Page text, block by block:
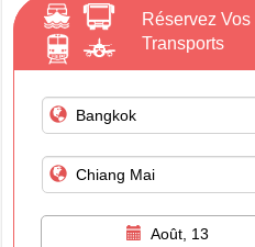
Réservez Vos
Transports
Août, 13